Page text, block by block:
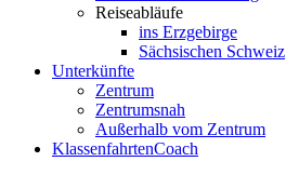
Reiseabläufe
ins Erzgebirge
Sächsischen Schweiz
Unterkünfte
Zentrum
Zentrumsnah
Außerhalb vom Zentrum
KlassenfahrtenCoach